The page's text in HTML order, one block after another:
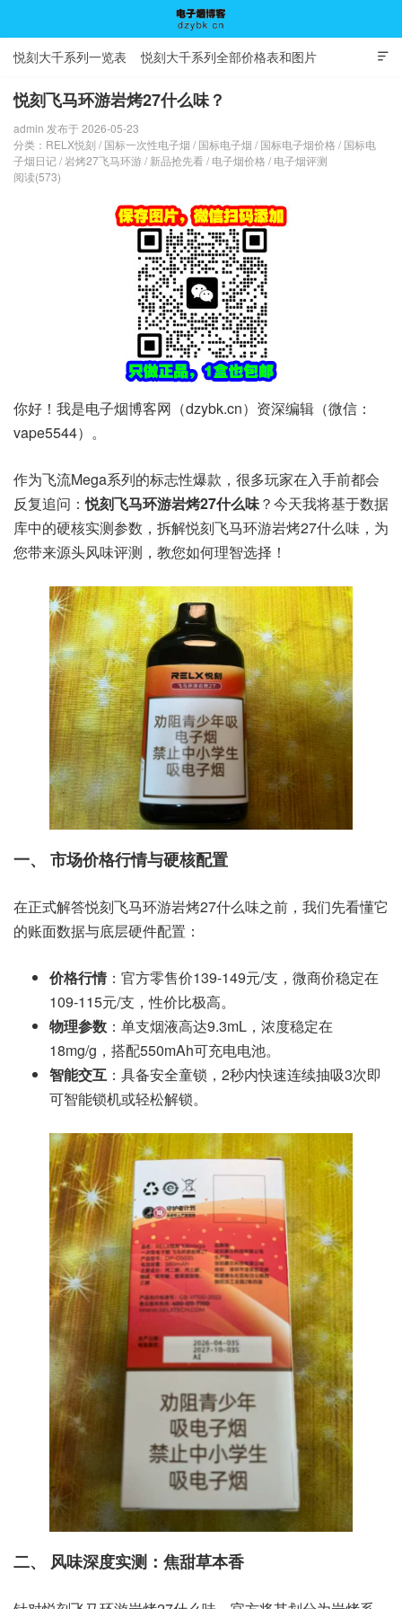
电子烟博客

悦刻大千系列一览表 悦刻大千系列全部价格表和图片
悦刻飞马环游岩烤27什么味？
admin 发布于 2026-05-23
分类： RELX悦刻 / 国标一次性电子烟 / 国标电子烟 / 国标电子烟价格 / 国标电
子烟日记/ 岩烤27飞马环游/ 新品抢先看/ 电子烟价格 / 电子烟评测
阅读(573)
你好！我是电子烟博客网（dzybk.cn）资深编辑（微信：
vape5544）。
作为飞流Mega系列的标志性爆款，很多玩家在入手前都会
反复追问：悦刻飞马环游岩烤27什么味？今天我将基于数据
库中的硬核实测参数，拆解悦刻飞马环游岩烤27什么味，为
您带来源头风味评测，教您如何理智选择！
一、 市场价格行情与硬核配置
在正式解答悦刻飞马环游岩烤27什么味之前，我们先看懂它
的账面数据与底层硬件配置：
价格行情：官方零售价139-149元/支，微商价稳定在
109-115元/支，性价比极高。
物理参数 ：单支烟液高达9.3mL，浓度稳定在
18mg/g，搭配550mAh可充电电池。
智能交互 ：具备安全童锁，2秒内快速连续抽吸3次即
可智能锁机或轻松解锁。
二、 风味深度实测：焦甜草本香